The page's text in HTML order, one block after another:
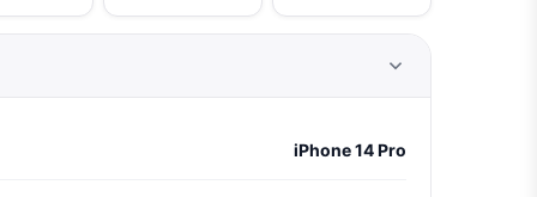
iPhone 14 Pro